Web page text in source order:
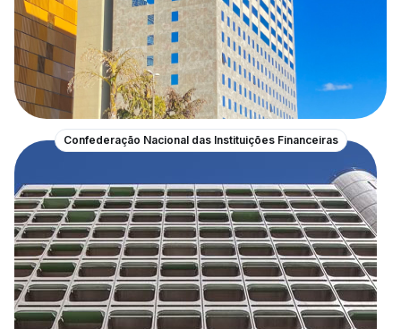
Confederação Nacional das Instituições Financeiras